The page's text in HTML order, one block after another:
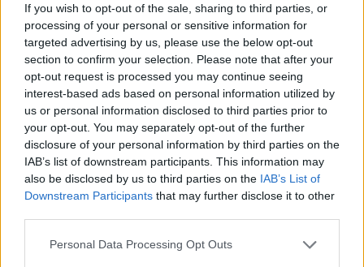
If you wish to opt-out of the sale, sharing to third parties, or
processing of your personal or sensitive information for
targeted advertising by us, please use the below opt-out
section to confirm your selection. Please note that after your
opt-out request is processed you may continue seeing
interest-based ads based on personal information utilized by
us or personal information disclosed to third parties prior to
your opt-out. You may separately opt-out of the further
disclosure of your personal information by third parties on the
IAB’s list of downstream participants. This information may
also be disclosed by us to third parties on the IAB’s List of
Downstream Participants that may further disclose it to other
Please note that this website/app uses one or more Google
Personal Data Processing Opt Outs
διακοπές – Μια ολιγόλεπτη προπόνηση που
προσφέρει ό,τι χρειάζεστε